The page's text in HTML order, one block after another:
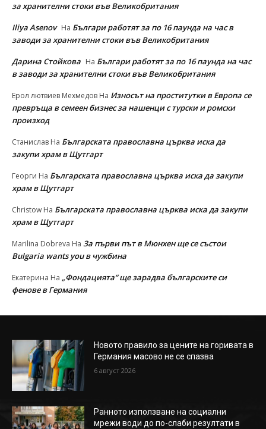
за хранителни стоки във Великобритания
Iliya Asenov На Българи работят за по 16 паунда на час в
заводи за хранителни стоки във Великобритания
Дарина Стойкова На Българи работят за по 16 паунда на час
в заводи за хранителни стоки във Великобритания
Ерол лютвиев Мехмедов На Износът на проститутки в Европа се
превръща в семеен бизнес за нашенци с турски и ромски
произход
Станислав На Българската православна църква иска да
закупи храм в Щутгарт
Георги На Българската православна църква иска да закупи
храм в Щутгарт
Christow На Българската православна църква иска да закупи
храм в Щутгарт
Marilina Dobreva На За първи път в Мюнхен ще се състои
Bulgaria wants you в чужбина
Екатерина На „Фондацията“ ще зарадва българските си
фенове в Германия
Новото правило за цените на горивата в
Германия масово не се спазва
6 август 2026
Ранното използване на социални
мрежи води до по-слаби резултати в